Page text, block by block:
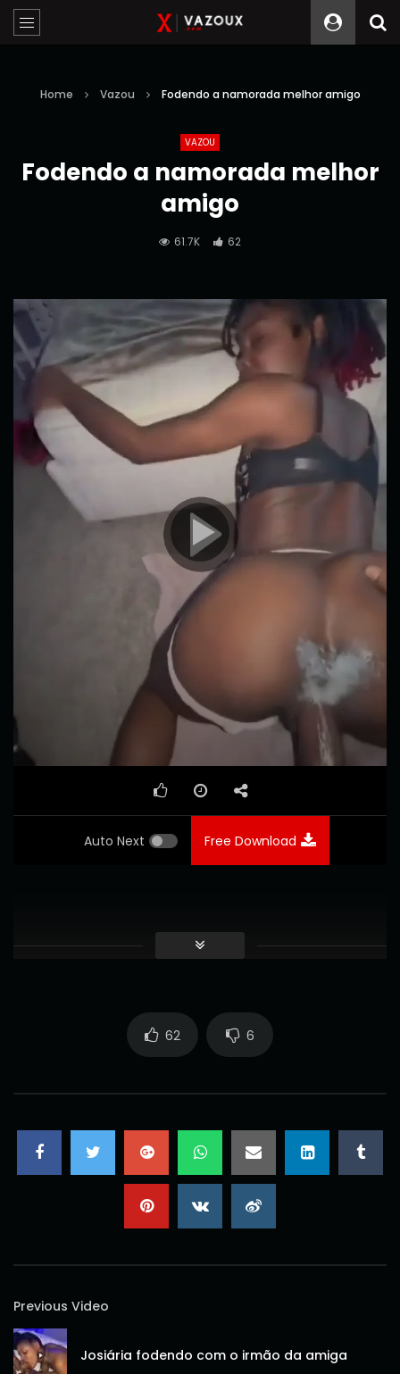
Home Vazou Fodendo a namorada melhor amigo
VAZOU
Fodendo a namorada melhor
amigo
61.7K 62
Reprodutor
de
vídeo
00:33
Auto Next Free Download
62 6
Previous Video
Josiária fodendo com o irmão da amiga